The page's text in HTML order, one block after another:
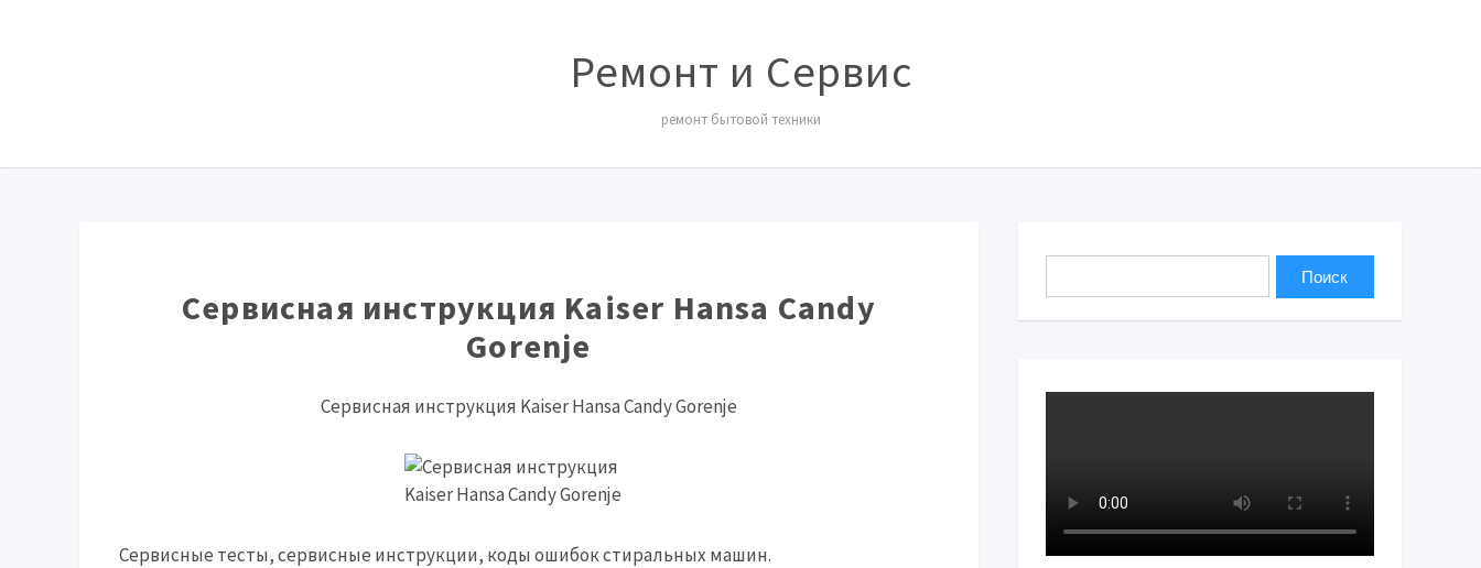
Ремонт и Сервис
ремонт бытовой техники
Сервисная инструкция Kaiser Hansa Candy
Gorenje
Сервисная инструкция Kaiser Hansa Candy Gorenje
Сервисные тесты, сервисные инструкции, коды ошибок стиральных машин.